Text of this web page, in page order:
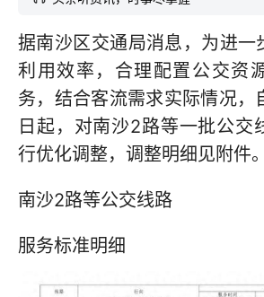
据南沙区交通局消息，为进一
利用效率，合理配置公交资
务，结合客流需求实际情况
日起，对南沙2路等一批公交
行优化调整，调整明细见附件。
南沙2路等公交线路
服务标准明细